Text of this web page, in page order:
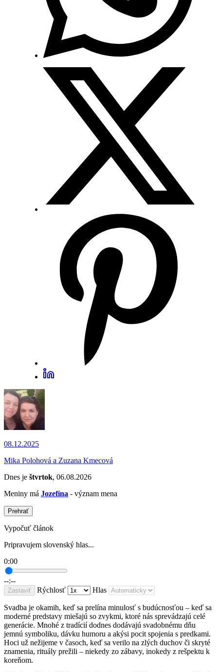
08.12.2025
Mika Polohová a Zuzana Kmecová
Dnes je štvrtok, 06.08.2026
Meniny má Jozefína - význam mena
Prehrať
Vypočuť článok
Pripravujem slovenský hlas...
0:00
--:--
Zastaviť Rýchlosť Hlas
Svadba je okamih, keď sa prelína minulosť s budúcnosťou – keď sa
moderné predstavy miešajú so zvykmi, ktoré nás sprevádzajú celé
generácie. Mnohé z tradícií dodnes dodávajú svadobnému dňu
jemnú symboliku, dávku humoru a akýsi pocit spojenia s predkami.
Hoci už nežijeme v časoch, keď sa verilo na zlých duchov či skryté
znamenia, rituály prežili – niekedy zo zábavy, inokedy z rešpektu k
koreňom.